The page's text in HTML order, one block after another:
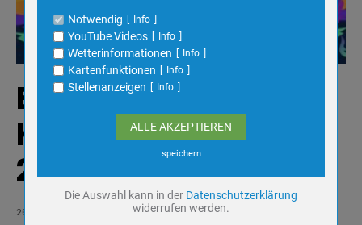
Eröffnung der
Karneval Session
2023 / 2024
26. Oktober 2023 Ilka Schade
Name
Cookiespeicherung Entscheidungscookie
Anbieter
Eigentümer dieser Website
Zweck
Speichert die Einstellungen der Besucher
bezüglich der Speicherung von Cookies.
Cookie Name
dywc
1 Jahr
Name
YouTube Videos / Dies ist ein Video Dienst
von Google
Google Ireland Ltd.
Notwendig Info
YouTube Videos Info
Wetterinformationen Info
Kartenfunktionen Info
Stellenanzeigen Info
ALLE AKZEPTIEREN
speichern
Die Auswahl kann in der Datenschutzerklärung
widerrufen werden.